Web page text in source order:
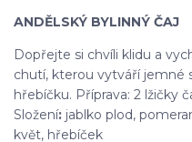
ANDĚLSKÝ BYLINNÝ ČAJ
Dopřejte si chvíli klidu a
chutí, kterou vytváří jemné
hřebíčku. Příprava: 2 lžičky
Složení: jablko plod,
květ, hřebíček